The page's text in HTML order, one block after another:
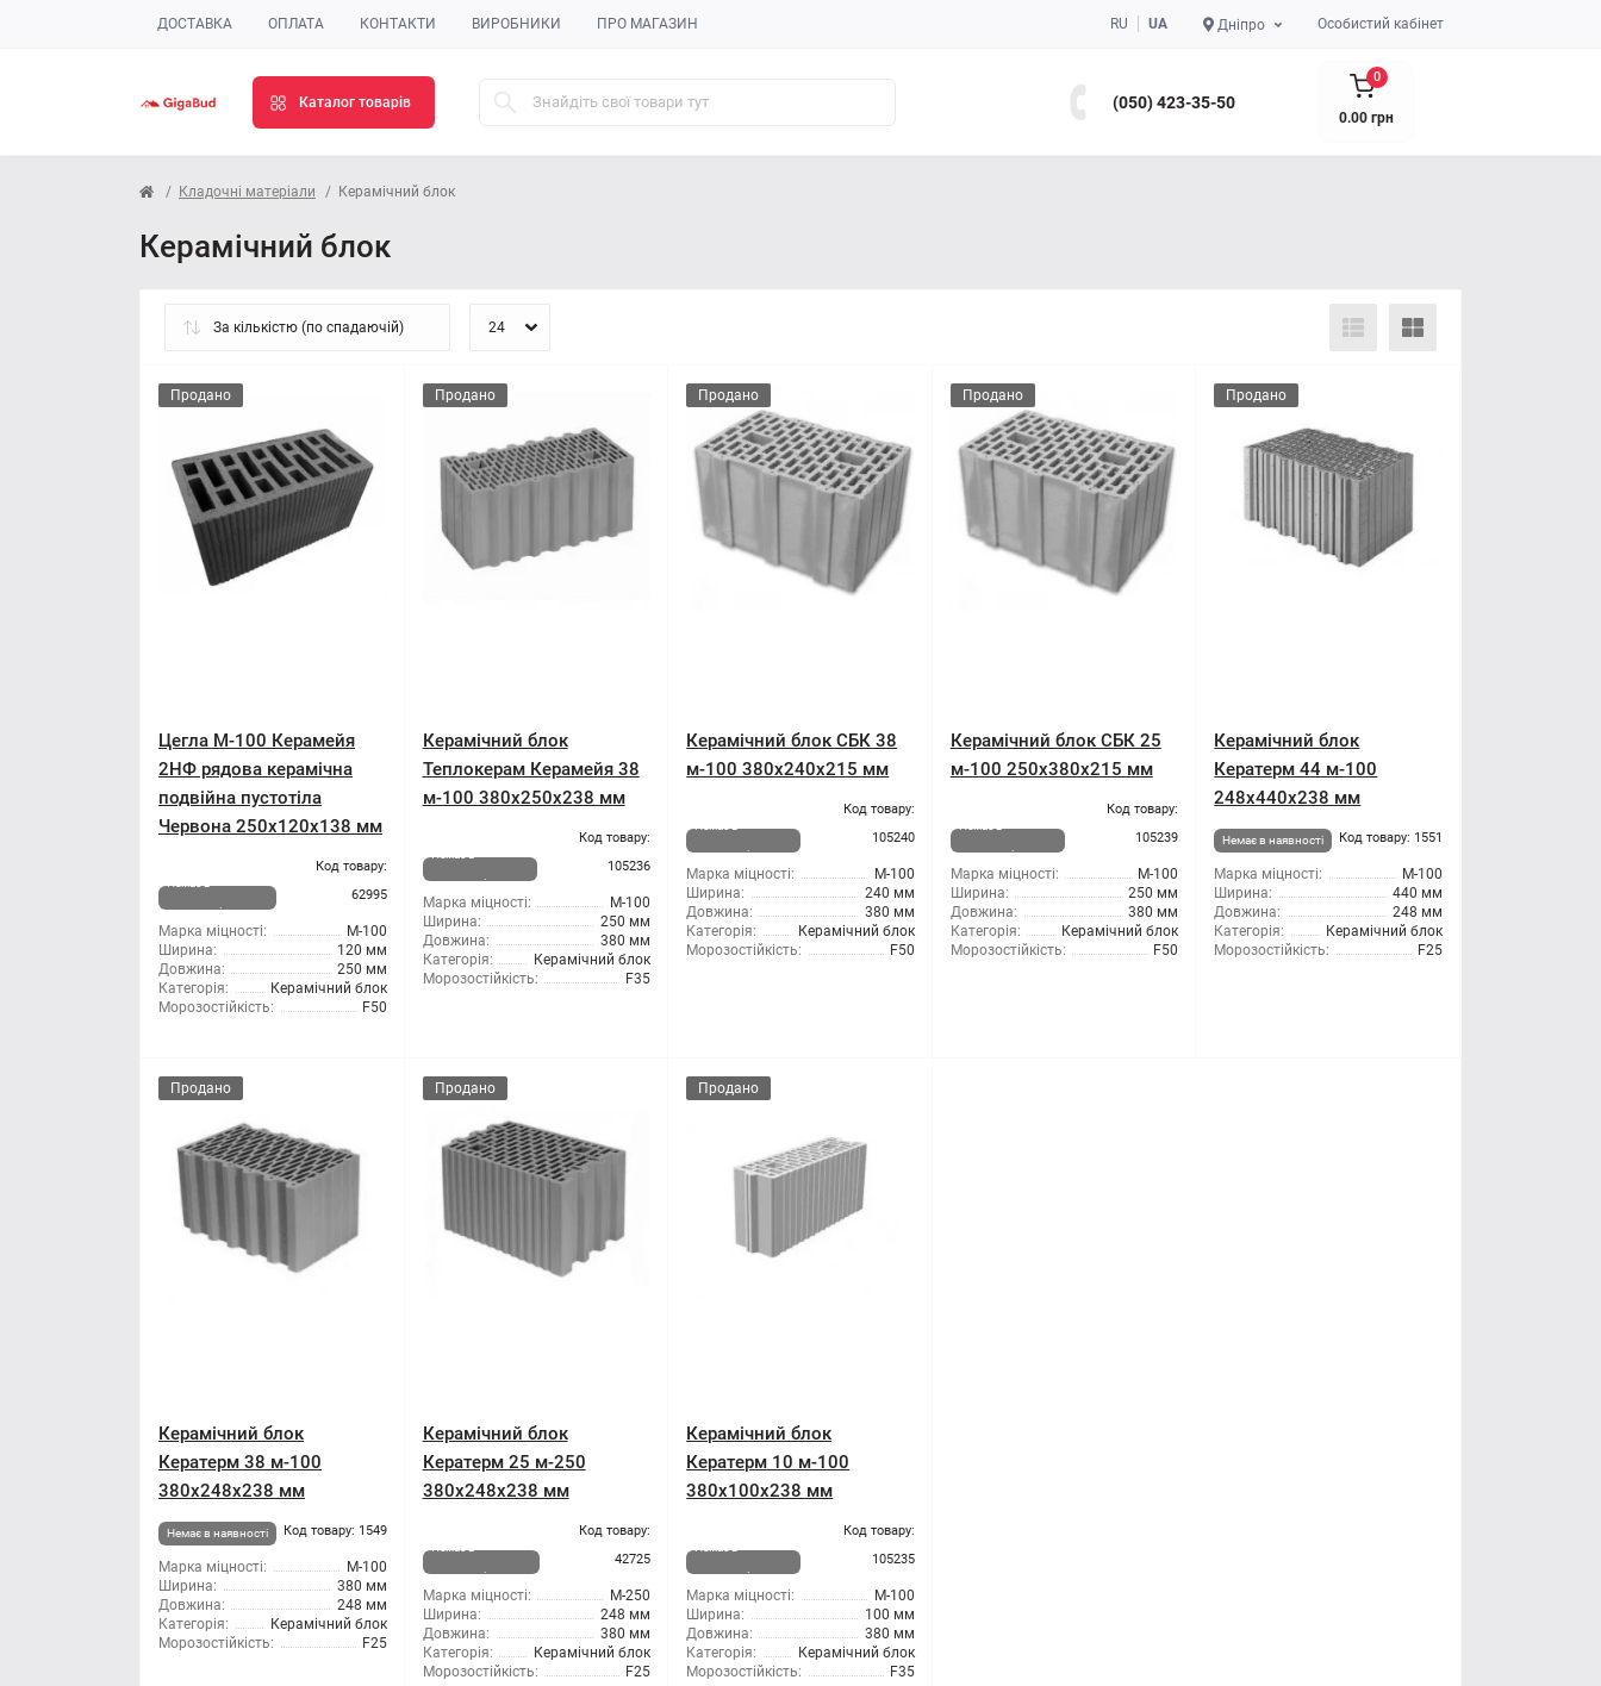
ДОСТАВКА ОПЛАТА КОНТАКТИ ВИРОБНИКИ ПРО МАГАЗИН RU UA Дніпро Особистий кабінет
Каталог товарів (050) 423-35-50
0
0.00 грн
Кладочні матеріали Керамічний блок
Керамічний блок
Продано
Цегла М-100 Керамейя
2НФ рядова керамічна
подвійна пустотіла
Червона 250х120х138 мм
Немає в
наявності
Код товару:
62995
Марка міцності:
М-100
Ширина:
120 мм
Довжина:
250 мм
Категорія:
Керамічний блок
Морозостійкість:
F50
Продано
Керамічний блок
Теплокерам Керамейя 38
м-100 380x250x238 мм
Немає в
наявності
Код товару:
105236
Марка міцності:
М-100
Ширина:
250 мм
Довжина:
380 мм
Категорія:
Керамічний блок
Морозостійкість:
F35
Продано
Керамічний блок СБК 38
м-100 380x240x215 мм
Немає в
наявності
Код товару:
105240
Марка міцності:
М-100
Ширина:
240 мм
Довжина:
380 мм
Категорія:
Керамічний блок
Морозостійкість:
F50
Продано
Керамічний блок СБК 25
м-100 250x380x215 мм
Немає в
наявності
Код товару:
105239
Марка міцності:
М-100
Ширина:
250 мм
Довжина:
380 мм
Категорія:
Керамічний блок
Морозостійкість:
F50
Продано
Керамічний блок
Кератерм 44 м-100
248x440x238 мм
Немає в наявності Код товару: 1551
Марка міцності:
М-100
Ширина:
440 мм
Довжина:
248 мм
Категорія:
Керамічний блок
Морозостійкість:
F25
Продано
Керамічний блок
Кератерм 38 м-100
380x248x238 мм
Немає в наявності Код товару: 1549
Марка міцності:
М-100
Ширина:
380 мм
Довжина:
248 мм
Категорія:
Керамічний блок
Морозостійкість:
F25
Продано
Керамічний блок
Кератерм 25 м-250
380x248x238 мм
Немає в
наявності
Код товару:
42725
Марка міцності:
М-250
Ширина:
248 мм
Довжина:
380 мм
Категорія:
Керамічний блок
Морозостійкість:
F25
Продано
Керамічний блок
Кератерм 10 м-100
380x100x238 мм
Немає в
наявності
Код товару:
105235
Марка міцності:
М-100
Ширина:
100 мм
Довжина:
380 мм
Категорія:
Керамічний блок
Морозостійкість:
F35